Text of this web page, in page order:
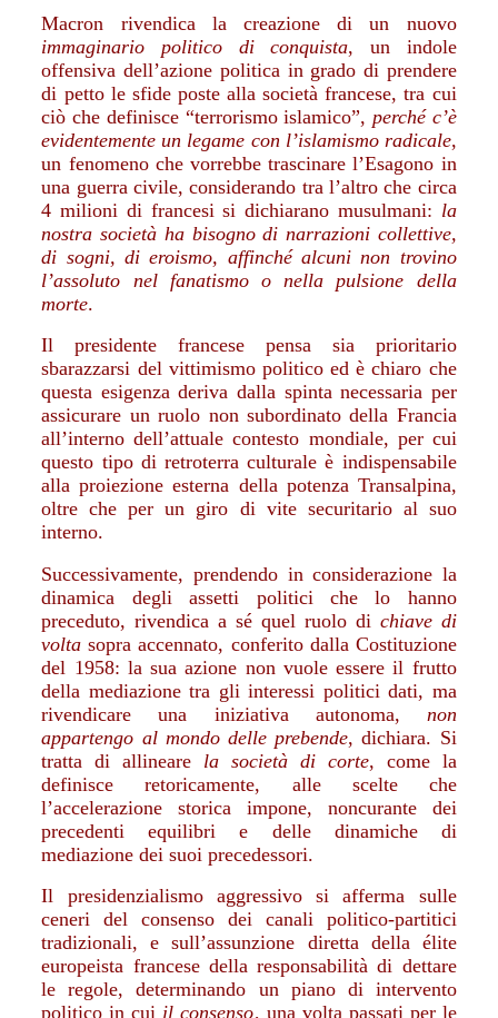
Macron rivendica la creazione di un nuovo
immaginario politico di conquista, un indole
offensiva dell’azione politica in grado di prendere
di petto le sfide poste alla società francese, tra cui
ciò che definisce “terrorismo islamico”, perché c’è
evidentemente un legame con l’islamismo radicale,
un fenomeno che vorrebbe trascinare l’Esagono in
una guerra civile, considerando tra l’altro che circa
4 milioni di francesi si dichiarano musulmani: la
nostra società ha bisogno di narrazioni collettive,
di sogni, di eroismo, affinché alcuni non trovino
l’assoluto nel fanatismo o nella pulsione della
morte.
Il presidente francese pensa sia prioritario
sbarazzarsi del vittimismo politico ed è chiaro che
questa esigenza deriva dalla spinta necessaria per
assicurare un ruolo non subordinato della Francia
all’interno dell’attuale contesto mondiale, per cui
questo tipo di retroterra culturale è indispensabile
alla proiezione esterna della potenza Transalpina,
oltre che per un giro di vite securitario al suo
interno.
Successivamente, prendendo in considerazione la
dinamica degli assetti politici che lo hanno
preceduto, rivendica a sé quel ruolo di chiave di
volta sopra accennato, conferito dalla Costituzione
del 1958: la sua azione non vuole essere il frutto
della mediazione tra gli interessi politici dati, ma
rivendicare una iniziativa autonoma, non
appartengo al mondo delle prebende, dichiara. Si
tratta di allineare la società di corte, come la
definisce retoricamente, alle scelte che
l’accelerazione storica impone, noncurante dei
precedenti equilibri e delle dinamiche di
mediazione dei suoi precedessori.
Il presidenzialismo aggressivo si afferma sulle
ceneri del consenso dei canali politico-partitici
tradizionali, e sull’assunzione diretta della élite
europeista francese della responsabilità di dettare
le regole, determinando un piano di intervento
politico in cui il consenso, una volta passati per le